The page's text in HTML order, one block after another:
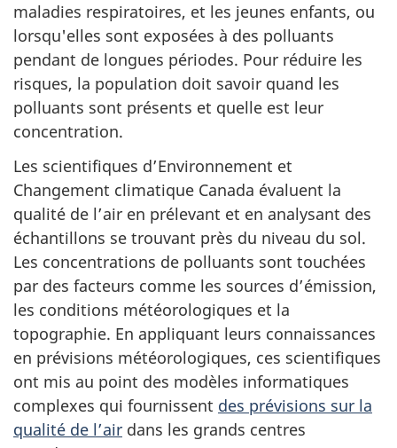
maladies respiratoires, et les jeunes enfants, ou
lorsqu'elles sont exposées à des polluants
pendant de longues périodes. Pour réduire les
risques, la population doit savoir quand les
polluants sont présents et quelle est leur
concentration.
Les scientifiques d’Environnement et
Changement climatique Canada évaluent la
qualité de l’air en prélevant et en analysant des
échantillons se trouvant près du niveau du sol.
Les concentrations de polluants sont touchées
par des facteurs comme les sources d’émission,
les conditions météorologiques et la
topographie. En appliquant leurs connaissances
en prévisions météorologiques, ces scientifiques
ont mis au point des modèles informatiques
complexes qui fournissent des prévisions sur la
qualité de l’air dans les grands centres